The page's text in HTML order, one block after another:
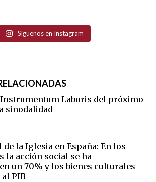
Síguenos en Instagram
Instrumentum Laboris del próximo
sinodalidad
la Iglesia en España: En los
la acción social se ha
un 70% y los bienes culturales
PIB